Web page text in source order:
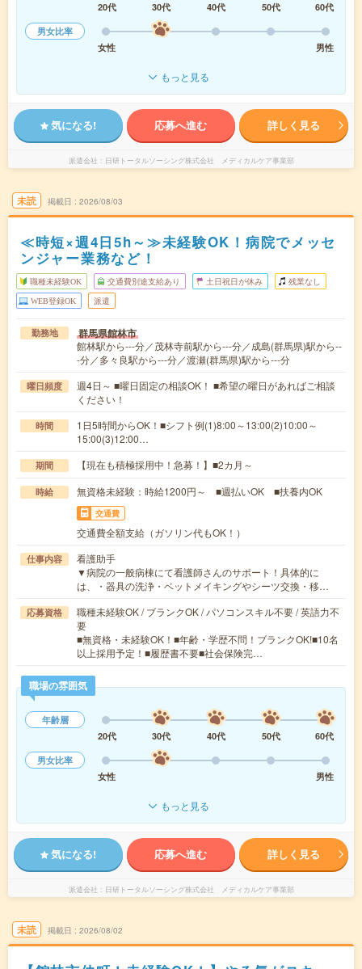
20代
30代 40代 50代
60代
男女比率
女性
男性
もっと見る
気になる! 応募へ進む 詳しく見る
派遣会社 日研トータルソーシング株式会社 メディカルケア事業部
未読 掲載日 2026/08/03
≪時短×週4日5h～≫未経験OK！病院でメッセ
ンジャー業務など！
職種未経験OK 交通費別途支給あり 土日祝日が休み 残業なし
WEB登録OK 派遣
勤務地 群馬県館林市
館林駅から---分／茂林寺前駅から---分／成島(群馬県)駅から--
-分／多々良駅から---分／渡瀬(群馬県)駅から---分
曜日頻度
週4日～ ■曜日固定の相談OK！ ■希望の曜日があればご相談
ください！
時間
1日5時間からOK！■シフト例(1)8:00～13:00(2)10:00～
15:00(3)12:00…
期間 【現在も積極採用中！急募！】■2カ月～
時給 無資格未経験：時給1200円～ ■週払いOK ■扶養内OK
交通費
交通費全額支給（ガソリン代もOK！）
仕事内容
看護助手
▼病院の一般病棟にて看護師さんのサポート！具体的に
は、・器具の洗浄・ベットメイキングやシーツ交換・移…
応募資格
職種未経験OK / ブランクOK / パソコンスキル不要 / 英語力不
要
■無資格・未経験OK！■年齢・学歴不問！ブランクOK!■10名
以上採用予定！■履歴書不要■社会保険完…
職場の雰囲気
年齢層
20代
30代 40代 50代
60代
男女比率
女性
男性
もっと見る
気になる! 応募へ進む 詳しく見る
派遣会社 日研トータルソーシング株式会社 メディカルケア事業部
未読 掲載日 2026/08/02